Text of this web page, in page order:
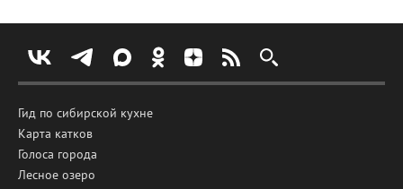
Гид по сибирской кухне
Карта катков
Голоса города
Лесное озеро